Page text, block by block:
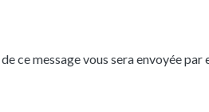
ce message vous sera envoyée par